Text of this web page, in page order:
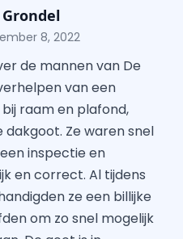
8, 2022
de mannen van De
van een
raam en plafond,
Ze waren snel
inspectie en
en correct. Al tijdens
ze een billijke
om zo snel mogelijk